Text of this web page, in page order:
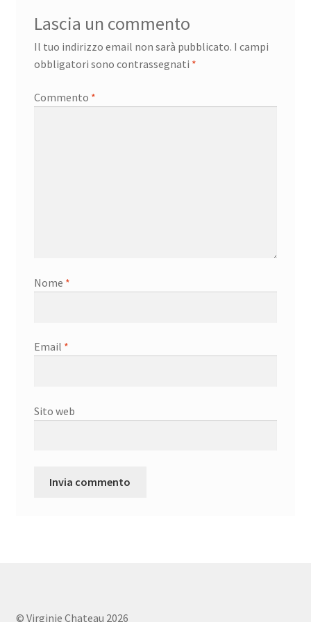
Lascia un commento
Il tuo indirizzo email non sarà pubblicato. I campi
obbligatori sono contrassegnati *
Commento *
Nome *
Email *
Sito web
© Virginie Chateau 2026